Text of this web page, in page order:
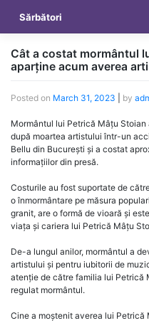
content
Sărbători
Cât a costat mormântul
aparține acum averea
Posted on March 31, 2023 by
Mormântul lui Petrică Mâțu
după moartea artistului într-un
Bellu din București și a costat
informațiilor din presă.
Costurile au fost suportate de
o înmormântare pe măsura
granit, are o formă de vioară și
viața și cariera lui Petrică Mâțu
De-a lungul anilor, mormântul a
artistului și pentru iubitorii de
atenție de către familia lui Petrică
regulat mormântul.
Cine a moștenit averea lui Petrică